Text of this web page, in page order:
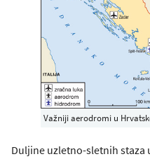
Važniji aerodromi u
Duljine uzletno-sletnih staza